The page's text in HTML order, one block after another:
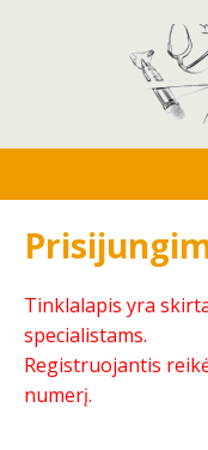
Tinklalapis yra
specialistams.
Registruojantis
numerį.